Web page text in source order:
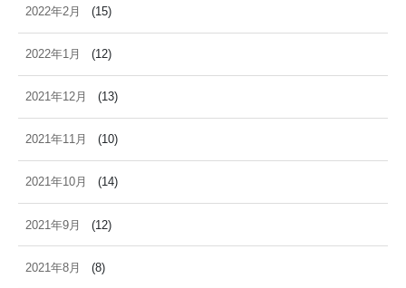
2022年2月 (15)
2022年1月 (12)
2021年12月 (13)
2021年11月 (10)
2021年10月 (14)
2021年9月 (12)
2021年8月 (8)